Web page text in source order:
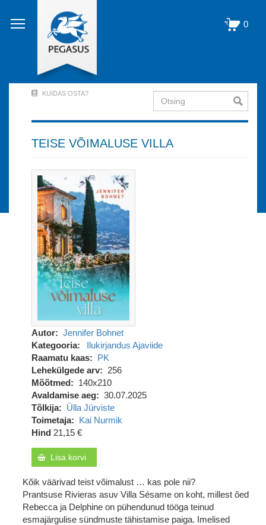
edasi
põhisisu
0
Account
Menu
out)
KUIDAS OSTA? Otsing
TEISE VÕIMALUSE VILLA
Autor
Jennifer Bohnet
Kategooria
Ilukirjandus Ajaviide
Raamatu kaas
PK
Lehekülgede arv
256
Mõõtmed
140x210
Avaldamise aeg
30.07.2025
Tõlkija
Ülla Jürviste
Toimetaja
Kai Nurmik
Hind 21,15 €
Lisa korvi
Kõik väärivad teist võimalust … kas pole nii?
Prantsuse Rivieras asuv Villa Sésame on koht, millest õed
Rebecca ja Delphine on pühendunud tööga teinud
esmajärgulise sündmuste tähistamise paiga. Imelised